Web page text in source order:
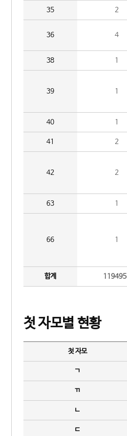
35 2
36 4
38 1
39 1
40 1
41 2
42 2
63 1
66 1
합계
첫 자모별 현황
첫 자모
ㄱ
ㄲ
ㄴ
ㄷ